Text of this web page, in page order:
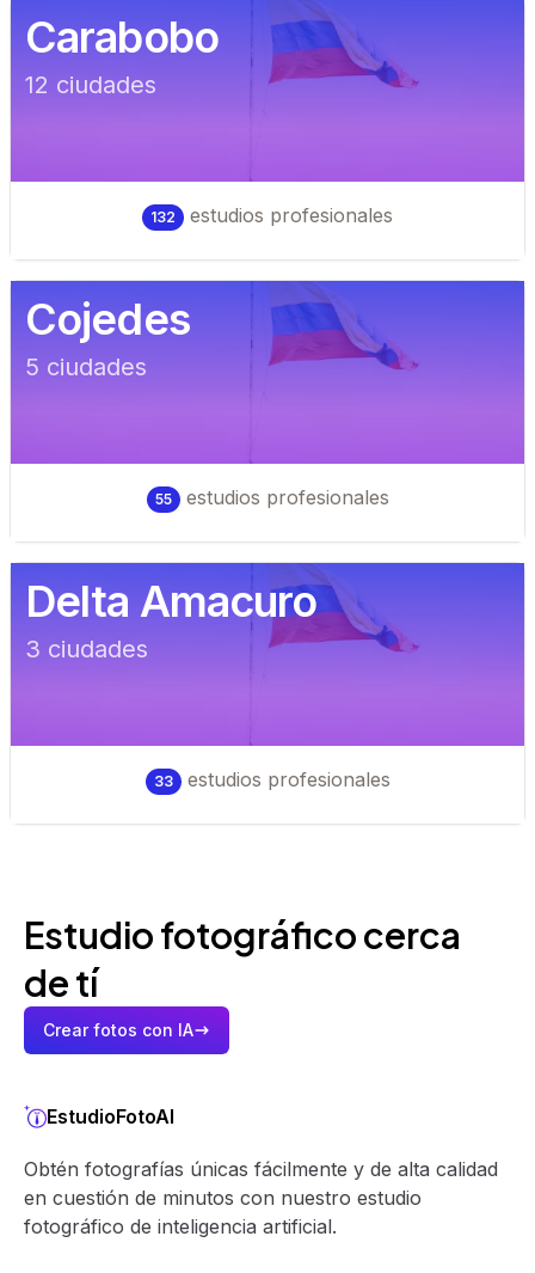
Carabobo
12 ciudades
132 estudios profesionales
Cojedes
5 ciudades
55 estudios profesionales
Delta Amacuro
3 ciudades
33 estudios profesionales
Estudio fotográfico cerca
de tí
Crear fotos con IA
EstudioFotoAI
Obtén fotografías únicas fácilmente y de alta calidad
en cuestión de minutos con nuestro estudio
fotográfico de inteligencia artificial.